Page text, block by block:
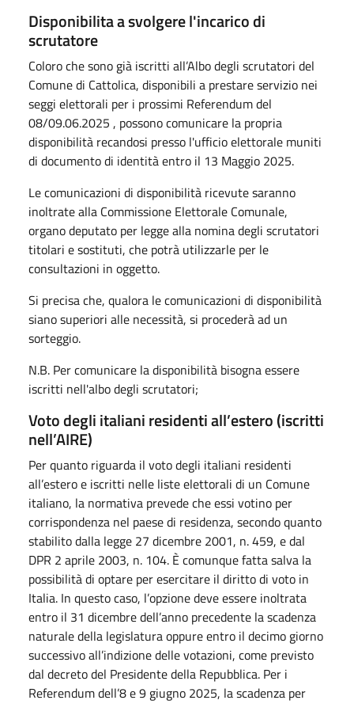
Disponibilita a svolgere l'incarico di
scrutatore
Coloro che sono già iscritti all’Albo degli scrutatori del
Comune di Cattolica, disponibili a prestare servizio nei
seggi elettorali per i prossimi Referendum del
08/09.06.2025 , possono comunicare la propria
disponibilità recandosi presso l'ufficio elettorale muniti
di documento di identità entro il 13 Maggio 2025.
Le comunicazioni di disponibilità ricevute saranno
inoltrate alla Commissione Elettorale Comunale,
organo deputato per legge alla nomina degli scrutatori
titolari e sostituti, che potrà utilizzarle per le
consultazioni in oggetto.
Si precisa che, qualora le comunicazioni di disponibilità
siano superiori alle necessità, si procederà ad un
sorteggio.
N.B. Per comunicare la disponibilità bisogna essere
iscritti nell'albo degli scrutatori;
Voto degli italiani residenti all’estero (iscritti
nell’AIRE)
Per quanto riguarda il voto degli italiani residenti
all’estero e iscritti nelle liste elettorali di un Comune
italiano, la normativa prevede che essi votino per
corrispondenza nel paese di residenza, secondo quanto
stabilito dalla legge 27 dicembre 2001, n. 459, e dal
DPR 2 aprile 2003, n. 104. È comunque fatta salva la
possibilità di optare per esercitare il diritto di voto in
Italia. In questo caso, l’opzione deve essere inoltrata
entro il 31 dicembre dell’anno precedente la scadenza
naturale della legislatura oppure entro il decimo giorno
successivo all’indizione delle votazioni, come previsto
dal decreto del Presidente della Repubblica. Per i
Referendum dell’8 e 9 giugno 2025, la scadenza per